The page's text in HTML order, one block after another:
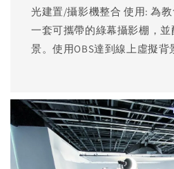
光建置/攝影機整合 使用: 為
一套可攜帶的綠幕攝影棚，
景。使用OBS達到線上虛擬背